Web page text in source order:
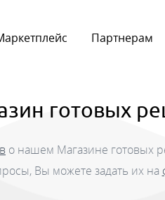
Партнерам
готовых
о нашем Магазине готовых
Вы можете задать их на